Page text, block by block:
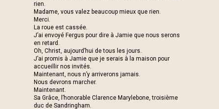
rien.
Madame, vous valez beaucoup mieux que rien.
Merci.
La roue est cassée.
J’ai envoyé Fergus pour dire à Jamie que nous serons
en retard.
Oh, Christ, aujourd’hui de tous les jours.
J’ai promis à Jamie que je serais à la maison pour
accueillir nos invités.
Maintenant, nous n’y arriverons jamais.
Nous devrons marcher.
Maintenant.
Sa Grâce, l’honorable Clarence Marylebone, troisième
duc de Sandringham.